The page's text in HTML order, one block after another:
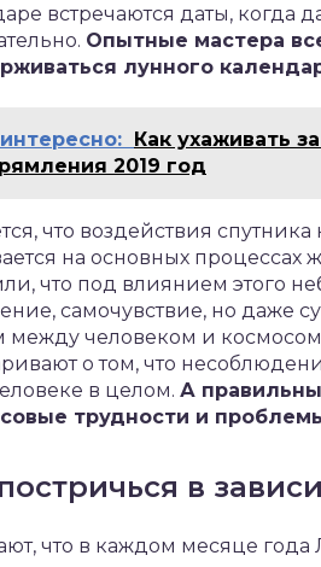
встречаются даты, когда
Опытные мастера
лунного
Как ухаживать
2019 год
что воздействия
на основных процессах
что под влиянием этого
самочувствие, но даже
между человеком и космосом.
о том, что
в целом. А
трудности и
в
что в каждом месяце